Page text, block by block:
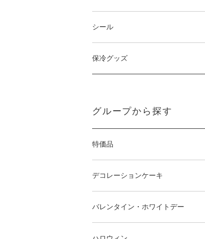
シール
保冷グッズ
グループから探す
特価品
デコレーションケーキ
バレンタイン・ホワイトデー